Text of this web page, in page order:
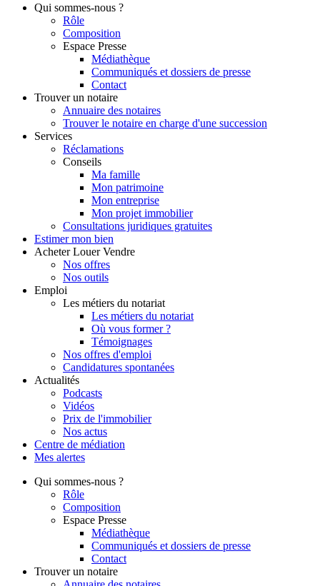
Qui sommes-nous ?
Rôle
Composition
Espace Presse
Médiathèque
Communiqués et dossiers de presse
Contact
Trouver un notaire
Annuaire des notaires
Trouver le notaire en charge d'une succession
Services
Réclamations
Conseils
Ma famille
Mon patrimoine
Mon entreprise
Mon projet immobilier
Consultations juridiques gratuites
Estimer mon bien
Acheter Louer Vendre
Nos offres
Nos outils
Emploi
Les métiers du notariat
Les métiers du notariat
Où vous former ?
Témoignages
Nos offres d'emploi
Candidatures spontanées
Actualités
Podcasts
Vidéos
Prix de l'immobilier
Nos actus
Centre de médiation
Mes alertes
Qui sommes-nous ?
Rôle
Composition
Espace Presse
Médiathèque
Communiqués et dossiers de presse
Contact
Trouver un notaire